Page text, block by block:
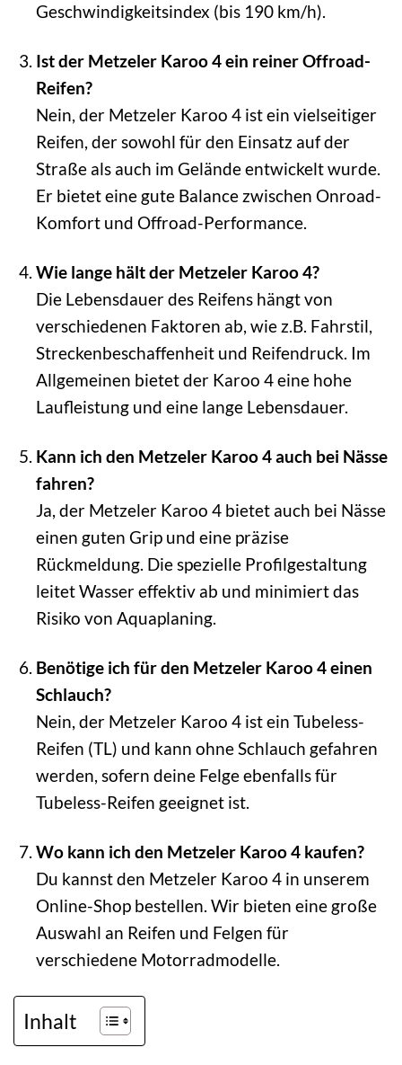
Geschwindigkeitsindex (bis 190 km/h).
Ist der Metzeler Karoo 4 ein reiner Offroad-
Reifen?
Nein, der Metzeler Karoo 4 ist ein vielseitiger
Reifen, der sowohl für den Einsatz auf der
Straße als auch im Gelände entwickelt wurde.
Er bietet eine gute Balance zwischen Onroad-
Komfort und Offroad-Performance.
Wie lange hält der Metzeler Karoo 4?
Die Lebensdauer des Reifens hängt von
verschiedenen Faktoren ab, wie z.B. Fahrstil,
Streckenbeschaffenheit und Reifendruck. Im
Allgemeinen bietet der Karoo 4 eine hohe
Laufleistung und eine lange Lebensdauer.
Kann ich den Metzeler Karoo 4 auch bei Nässe
fahren?
Ja, der Metzeler Karoo 4 bietet auch bei Nässe
einen guten Grip und eine präzise
Rückmeldung. Die spezielle Profilgestaltung
leitet Wasser effektiv ab und minimiert das
Risiko von Aquaplaning.
Benötige ich für den Metzeler Karoo 4 einen
Schlauch?
Nein, der Metzeler Karoo 4 ist ein Tubeless-
Reifen (TL) und kann ohne Schlauch gefahren
werden, sofern deine Felge ebenfalls für
Tubeless-Reifen geeignet ist.
Wo kann ich den Metzeler Karoo 4 kaufen?
Du kannst den Metzeler Karoo 4 in unserem
Online-Shop bestellen. Wir bieten eine große
Auswahl an Reifen und Felgen für
verschiedene Motorradmodelle.
Inhalt